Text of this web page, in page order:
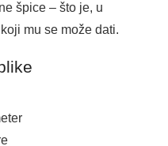
špice – što je, u
mu se može dati.